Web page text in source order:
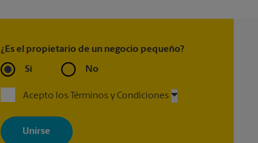
¿Es el propietario de un negocio pequeño?
Sí No
Acepto los Términos y Condiciones
Al registrarse, acepta recibir correos electrónicos de The UPS Store
con noticias, ofertas especiales, promociones y mensajes
adaptados a sus intereses. Puede darse de baja en cualquier